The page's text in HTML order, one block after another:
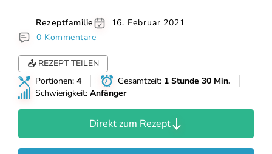
Rezeptfamilie
16. Februar 2021
0 Kommentare
📤 REZEPT TEILEN
Portionen: 4 Gesamtzeit: 1 Stunde 30 Min.
Schwierigkeit: Anfänger
Direkt zum Rezept